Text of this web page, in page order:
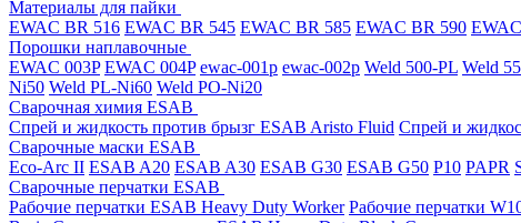
Материалы для пайки
EWAC BR 516 EWAC BR 545 EWAC BR 585 EWAC BR 590
Порошки наплавочные
EWAC 003P EWAC 004P ewac-001p ewac-002p Weld 500-PL Weld
Ni50 Weld PL-Ni60 Weld PO-Ni20
Сварочная химия ESAB
Спрей и жидкость против брызг ESAB Aristo Fluid Спрей и
Сварочные маски ESAB
Eco-Arc II ESAB A20 ESAB A30 ESAB G30 ESAB G50 P10 PAPR
Сварочные перчатки ESAB
Рабочие перчатки ESAB Heavy Duty Worker Рабочие перчатки